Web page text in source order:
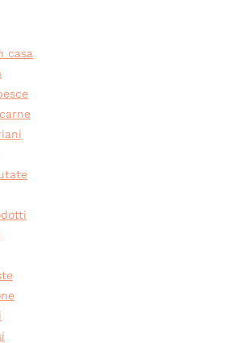
casa